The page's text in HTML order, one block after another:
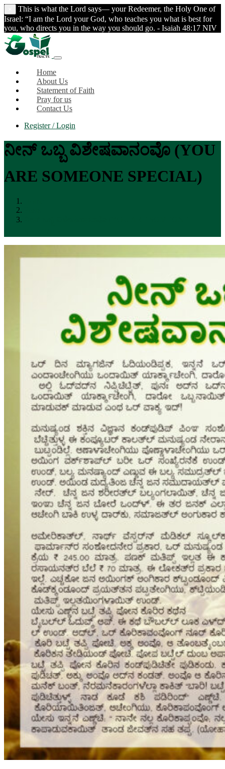
This is what the Lord says— your Redeemer, the Holy One of
Israel: “I am the Lord your God, who teaches you what is best for
you, who directs you in the way you should go. - Isaiah 48:17 NIV
Home
About Us
Statement of Faith
Pray for us
Contact Us
Register / Login
ನೀನ್‍ ಒಬ್ಬ ವಿಶೇಷವಾನಂವೊ (YOU
ARE SOMEONE SPECIAL)